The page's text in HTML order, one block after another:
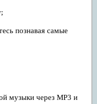
познавая самые
музыки через MP3 и